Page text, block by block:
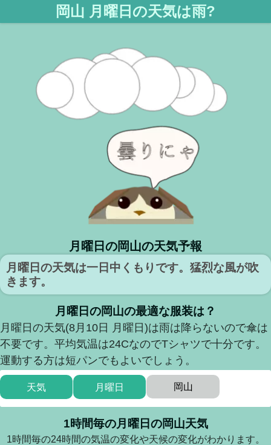
岡山 月曜日の天気は雨?
月曜日の岡山の天気予報
月曜日の天気は一日中くもりです。猛烈な風が吹
きます。
月曜日の岡山の最適な服装は？
月曜日の天気(8月10日 月曜日)は雨は降らないので傘は
不要です。平均気温は24CなのでTシャツで十分です。
運動する方は短パンでもよいでしょう。
天気 月曜日 岡山
1時間毎の月曜日の岡山天気
1時間毎の24時間の気温の変化や天候の変化がわかります。